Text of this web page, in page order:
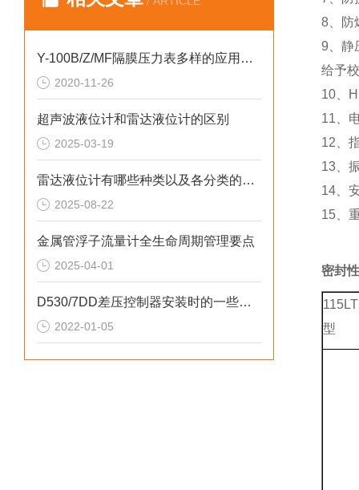
Y-100B/Z/MF隔膜压力表多样的应用可能性和要注意的一些地方
2020-11-26
超声波液位计和雷达液位计的区别
2025-03-19
雷达液位计有哪些种类以及各分类的特点详解
2025-08-22
金属管浮子流量计全生命周期管理要点
2025-04-01
D530/7DD差压控制器安装时的一些要点须知
2022-01-05
8、防
9、静
给予
10、
11、
12、
13、
14、
15、
密封
115LT
型